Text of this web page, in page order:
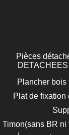
Pièces
Plancher bois
Plat de fixation
Timon(sans BR ni